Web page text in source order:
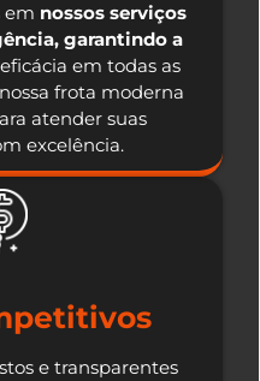
em nossos serviços
garantindo a
em todas as
frota moderna
atender suas
excelência.
e transparentes